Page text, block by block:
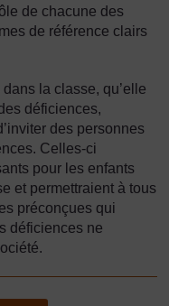
de chacune des
de référence clairs
la classe, qu’elle
déficiences,
des personnes
Celles-ci
pour les enfants
et permettraient à tous
préconçues qui
déficiences ne